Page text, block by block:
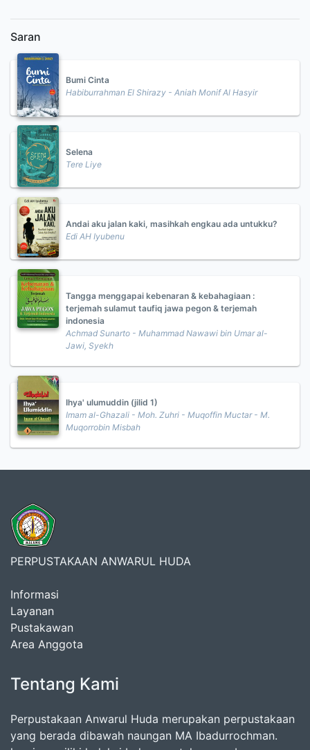
Saran
Bumi Cinta
Habiburrahman El Shirazy - Aniah Monif Al Hasyir
Selena
Tere Liye
Andai aku jalan kaki, masihkah engkau ada untukku?
Edi AH Iyubenu
Tangga menggapai kebenaran & kebahagiaan :
terjemah sulamut taufiq jawa pegon & terjemah
indonesia
Achmad Sunarto - Muhammad Nawawi bin Umar al-
Jawi, Syekh
Ihya' ulumuddin (jilid 1)
Imam al-Ghazali - Moh. Zuhri - Muqoffin Muctar - M.
Muqorrobin Misbah
PERPUSTAKAAN ANWARUL HUDA
Informasi
Layanan
Pustakawan
Area Anggota
Tentang Kami
Perpustakaan Anwarul Huda merupakan perpustakaan
yang berada dibawah naungan MA Ibadurrochman.